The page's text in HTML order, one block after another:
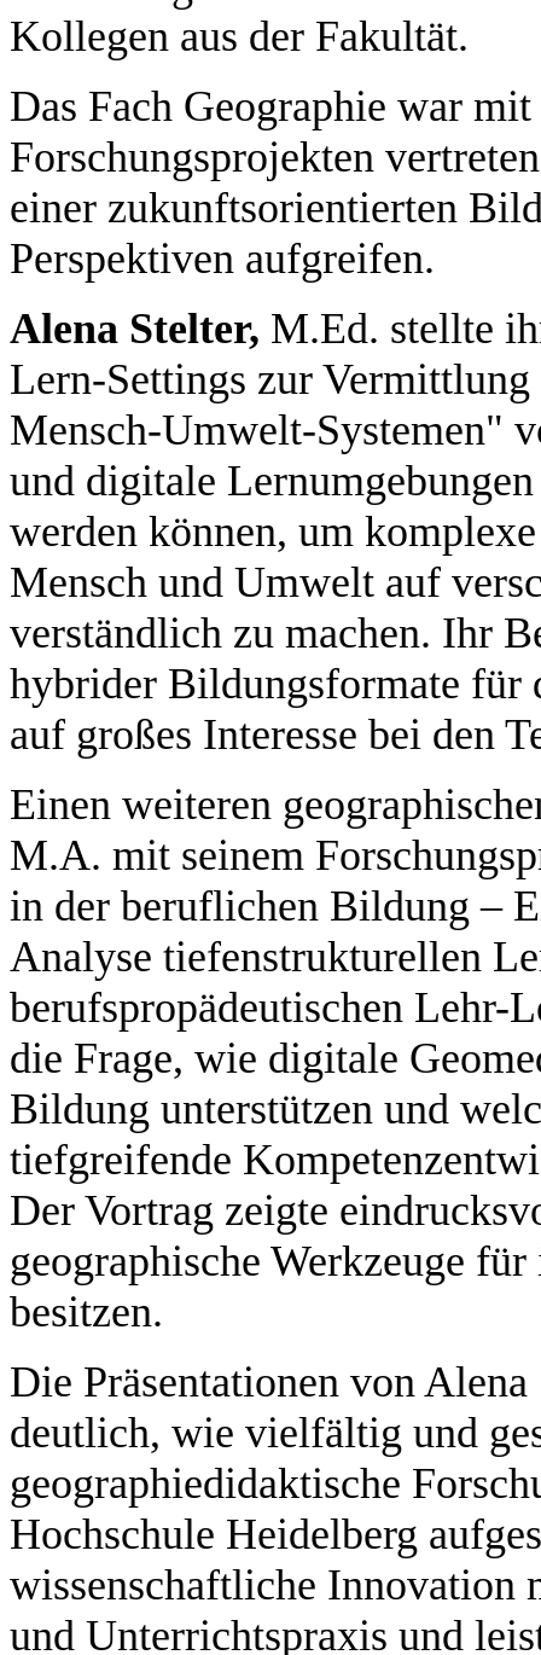
Kollegen aus der Fakultät.
Das Fach Geographie war
Forschungsprojekten
einer zukunftsorientierten
Perspektiven aufgreifen.
Alena Stelter, M.Ed. stellte
Lern-Settings zur
Mensch-Umwelt-Systemen"
und digitale
werden können, um
Mensch und Umwelt auf
verständlich zu machen. Ihr
hybrider Bildungsformate für
auf großes Interesse bei den
Einen weiteren
M.A. mit seinem
in der beruflichen Bildung –
Analyse tiefenstrukturellen
berufspropädeutischen
die Frage, wie digitale
Bildung unterstützen und
tiefgreifende
Der Vortrag zeigte
geographische Werkzeuge
besitzen.
Die Präsentationen von
deutlich, wie vielfältig und
geographiedidaktische
Hochschule Heidelberg
wissenschaftliche Innovation
und Unterrichtspraxis und